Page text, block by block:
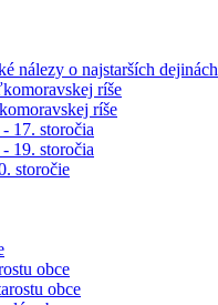
nálezy o najstarších dejinách
ríše
ríše
17. storočia
19. storočia
storočie
obce
obce